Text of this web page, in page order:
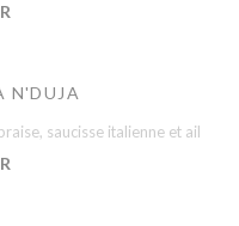
N'DUJA
saucisse italienne et ail